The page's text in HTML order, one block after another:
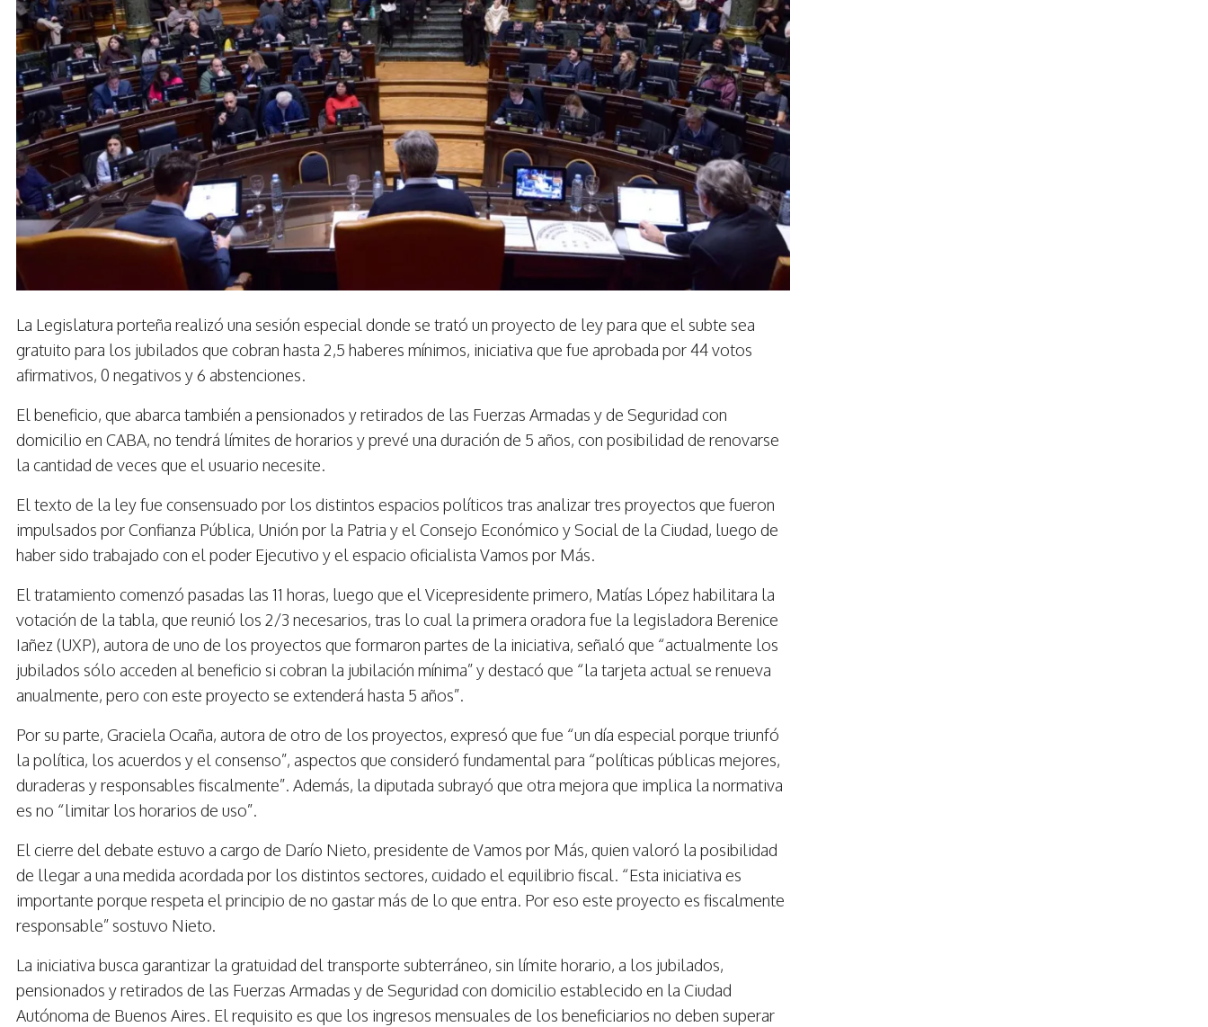
La Legislatura porteña realizó una sesión especial donde se trató un proyecto de ley para que el subte sea
gratuito para los jubilados que cobran hasta 2,5 haberes mínimos, iniciativa que fue aprobada por 44 votos
afirmativos, 0 negativos y 6 abstenciones.
El beneficio, que abarca también a pensionados y retirados de las Fuerzas Armadas y de Seguridad con
domicilio en CABA, no tendrá límites de horarios y prevé una duración de 5 años, con posibilidad de renovarse
la cantidad de veces que el usuario necesite.
El texto de la ley fue consensuado por los distintos espacios políticos tras analizar tres proyectos que fueron
impulsados por Confianza Pública, Unión por la Patria y el Consejo Económico y Social de la Ciudad, luego de
haber sido trabajado con el poder Ejecutivo y el espacio oficialista Vamos por Más.
El tratamiento comenzó pasadas las 11 horas, luego que el Vicepresidente primero, Matías López habilitara la
votación de la tabla, que reunió los 2/3 necesarios, tras lo cual la primera oradora fue la legisladora Berenice
Iañez (UXP), autora de uno de los proyectos que formaron partes de la iniciativa, señaló que “actualmente los
jubilados sólo acceden al beneficio si cobran la jubilación mínima” y destacó que “la tarjeta actual se renueva
anualmente, pero con este proyecto se extenderá hasta 5 años”.
Por su parte, Graciela Ocaña, autora de otro de los proyectos, expresó que fue “un día especial porque triunfó
la política, los acuerdos y el consenso”, aspectos que consideró fundamental para “políticas públicas mejores,
duraderas y responsables fiscalmente”. Además, la diputada subrayó que otra mejora que implica la normativa
es no “limitar los horarios de uso”.
El cierre del debate estuvo a cargo de Darío Nieto, presidente de Vamos por Más, quien valoró la posibilidad
de llegar a una medida acordada por los distintos sectores, cuidado el equilibrio fiscal. “Esta iniciativa es
importante porque respeta el principio de no gastar más de lo que entra. Por eso este proyecto es fiscalmente
responsable” sostuvo Nieto.
La iniciativa busca garantizar la gratuidad del transporte subterráneo, sin límite horario, a los jubilados,
pensionados y retirados de las Fuerzas Armadas y de Seguridad con domicilio establecido en la Ciudad
Autónoma de Buenos Aires. El requisito es que los ingresos mensuales de los beneficiarios no deben superar